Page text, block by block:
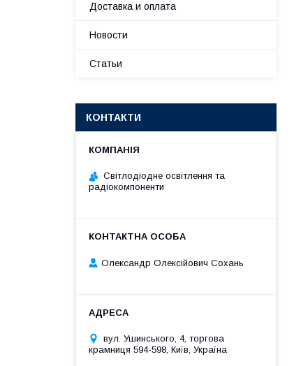
Доставка и оплата
Новости
Статьи
КОНТАКТИ
Світлодіодне освітлення та
радіокомпоненти
Олександр Олексійович Сохань
вул. Ушинського, 4, торгова
крамниця 594-598, Київ, Україна